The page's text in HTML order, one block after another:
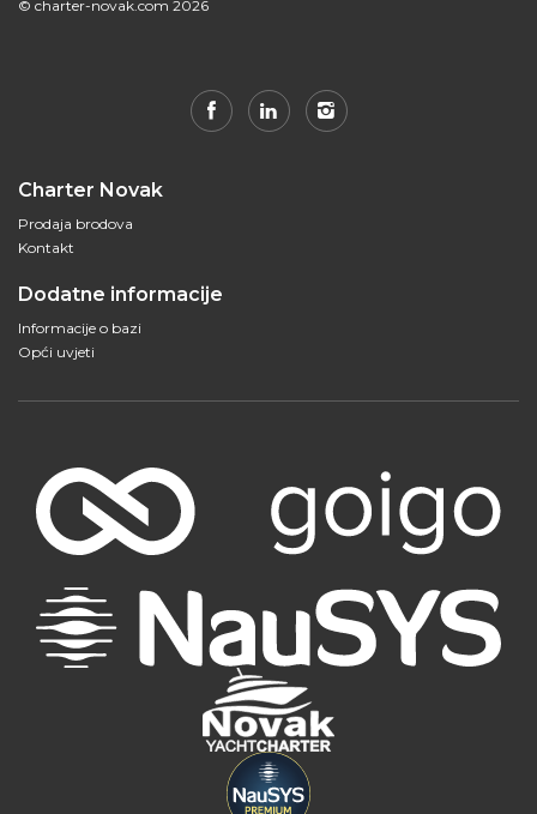
© charter-novak.com 2026
Charter Novak
Prodaja brodova
Kontakt
Dodatne informacije
Informacije o bazi
Opći uvjeti